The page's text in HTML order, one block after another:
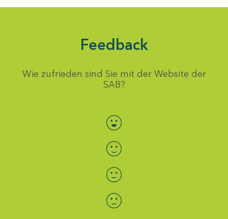
Feedback
Wie zufrieden sind Sie mit der Website der
SAB?
Bewertung auswählen